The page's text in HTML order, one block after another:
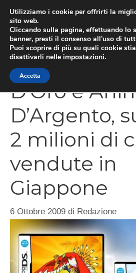
contenuto
Pokemon
D’Oro e
D’Argento,
2 milioni di
vendute in
Giappone
6 Ottobre 2009 di Redazione
Utilizziamo i cookie per offrirti la
sito web.
Cliccando sulla pagina, effettuando lo
banner, presti il consenso all’uso di
Puoi scoprire di più su quali cookie
disattivarli nelle impostazioni.
Accetta